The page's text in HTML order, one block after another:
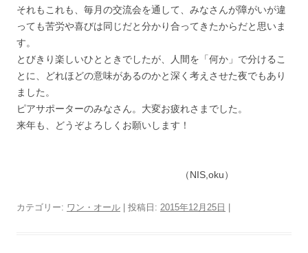
それもこれも、毎月の交流会を通して、みなさんが障がいが違
っても苦労や喜びは同じだと分かり合ってきたからだと思いま
す。
とびきり楽しいひとときでしたが、人間を「何か」で分けるこ
とに、どれほどの意味があるのかと深く考えさせた夜でもあり
ました。
ピアサポーターのみなさん。大変お疲れさまでした。
来年も、どうぞよろしくお願いします！
（NIS,oku）
カテゴリー: ワン・オール | 投稿日: 2015年12月25日